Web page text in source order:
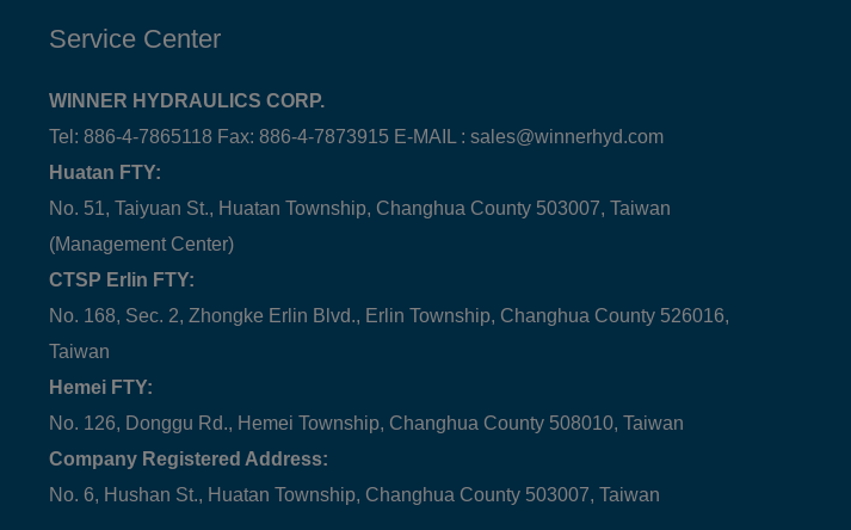
Service Center
WINNER HYDRAULICS CORP.
Tel: 886-4-7865118 Fax: 886-4-7873915 E-MAIL : sales@winnerhyd.com
Huatan FTY:
No. 51, Taiyuan St., Huatan Township, Changhua County 503007, Taiwan
(Management Center)
CTSP Erlin FTY:
No. 168, Sec. 2, Zhongke Erlin Blvd., Erlin Township, Changhua County 526016,
Taiwan
Hemei FTY:
No. 126, Donggu Rd., Hemei Township, Changhua County 508010, Taiwan
Company Registered Address:
No. 6, Hushan St., Huatan Township, Changhua County 503007, Taiwan